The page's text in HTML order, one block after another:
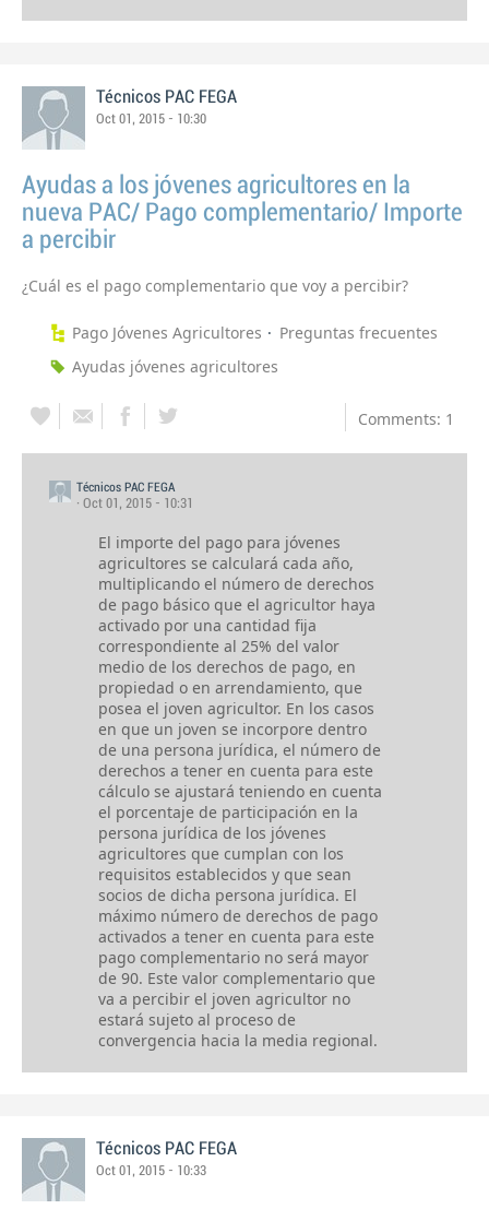
Técnicos PAC FEGA
Oct 01, 2015 - 10:30
Ayudas a los jóvenes agricultores en la
nueva PAC/ Pago complementario/ Importe
a percibir
¿Cuál es el pago complementario que voy a percibir?
Pago Jóvenes Agricultores
Preguntas frecuentes
Ayudas jóvenes agricultores
Comments: 1
Técnicos PAC FEGA
· Oct 01, 2015 - 10:31
El importe del pago para jóvenes
agricultores se calculará cada año,
multiplicando el número de derechos
de pago básico que el agricultor haya
activado por una cantidad fija
correspondiente al 25% del valor
medio de los derechos de pago, en
propiedad o en arrendamiento, que
posea el joven agricultor. En los casos
en que un joven se incorpore dentro
de una persona jurídica, el número de
derechos a tener en cuenta para este
cálculo se ajustará teniendo en cuenta
el porcentaje de participación en la
persona jurídica de los jóvenes
agricultores que cumplan con los
requisitos establecidos y que sean
socios de dicha persona jurídica. El
máximo número de derechos de pago
activados a tener en cuenta para este
pago complementario no será mayor
de 90. Este valor complementario que
va a percibir el joven agricultor no
estará sujeto al proceso de
convergencia hacia la media regional.
Técnicos PAC FEGA
Oct 01, 2015 - 10:33